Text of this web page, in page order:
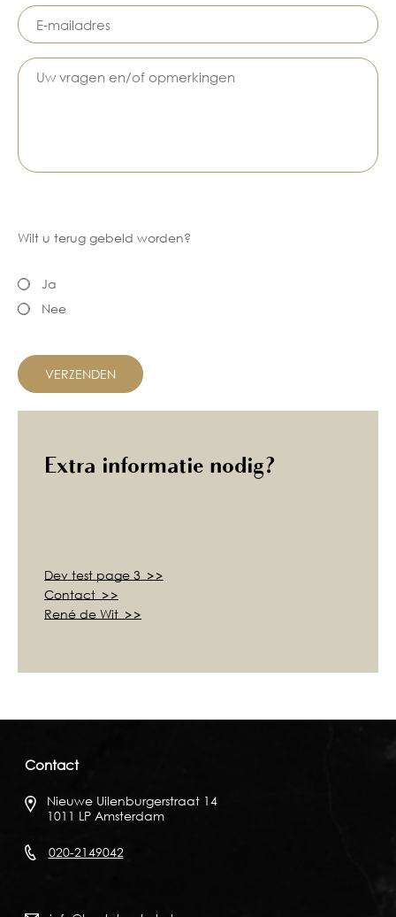
Wilt u terug gebeld worden?
Ja
Nee
Extra informatie nodig?
Dev test page 3
Contact
René de Wit
Contact
Nieuwe Uilenburgerstraat 14
1011 LP Amsterdam
020-2149042